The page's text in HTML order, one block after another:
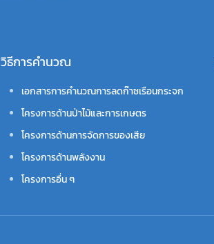
วิธีการคำนวณ
เอกสารการคำนวณการลดก๊าซเรือนกระจก
โครงการด้านป่าไม้และการเกษตร
โครงการด้านการจัดการของเสีย
โครงการด้านพลังงาน
โครงการอื่น ๆ